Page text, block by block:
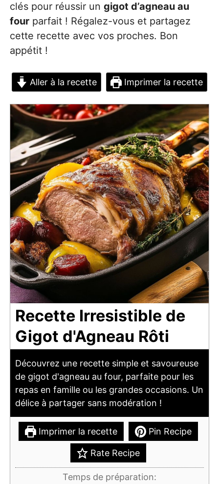
clés pour réussir un gigot d’agneau au
four parfait ! Régalez-vous et partagez
cette recette avec vos proches. Bon
appétit !
Aller à la recette Imprimer la recette
Recette Irresistible de
Gigot d'Agneau Rôti
Découvrez une recette simple et savoureuse
de gigot d'agneau au four, parfaite pour les
repas en famille ou les grandes occasions. Un
délice à partager sans modération !
Imprimer la recette Pin Recipe
Rate Recipe
Temps de préparation: